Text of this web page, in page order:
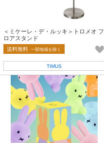
＜ミケーレ・デ・ルッキ＞トロメオ フ
ロアスタンド
送料無料 一部地域を除く
TIMUS